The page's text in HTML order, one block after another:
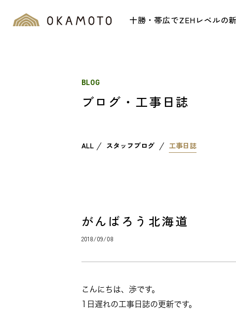
十勝・帯広でZEHレベルの
BLOG
ブログ・工事日誌
ALL スタッフブログ 工事日誌
がんばろう北海道
2018/09/08
こんにちは、渉です。
1日遅れの工事日誌の更新です。